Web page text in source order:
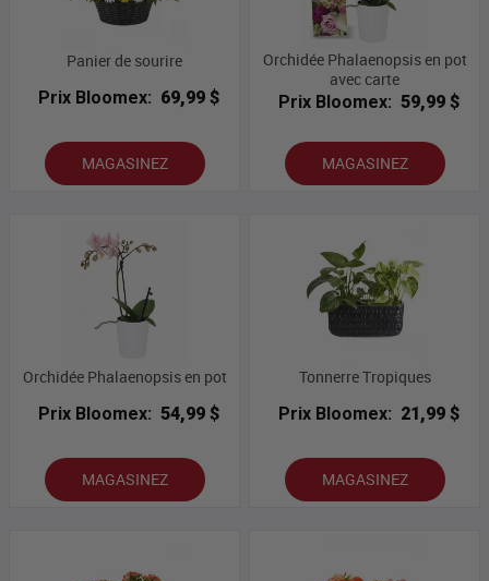
Panier de sourire
Prix Bloomex: 69,99 $
MAGASINEZ
Orchidée Phalaenopsis en pot
avec carte
Prix Bloomex: 59,99 $
MAGASINEZ
Orchidée Phalaenopsis en pot
Prix Bloomex: 54,99 $
MAGASINEZ
Tonnerre Tropiques
Prix Bloomex: 21,99 $
MAGASINEZ